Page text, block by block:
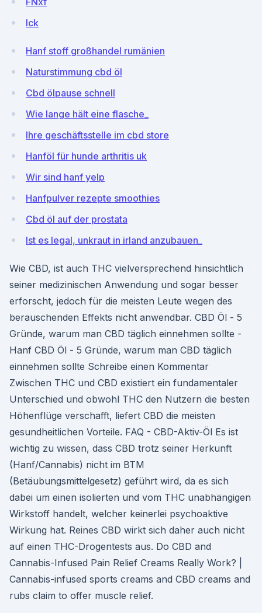
lck
Hanf stoff großhandel rumänien
Naturstimmung cbd öl
Cbd ölpause schnell
Wie lange hält eine flasche_
Ihre geschäftsstelle im cbd store
Hanföl für hunde arthritis uk
Wir sind hanf yelp
Hanfpulver rezepte smoothies
Cbd öl auf der prostata
Ist es legal, unkraut in irland anzubauen_
Wie CBD, ist auch THC vielversprechend hinsichtlich
seiner medizinischen Anwendung und sogar besser
erforscht, jedoch für die meisten Leute wegen des
berauschenden Effekts nicht anwendbar. CBD Öl - 5
Gründe, warum man CBD täglich einnehmen sollte -
Hanf CBD Öl - 5 Gründe, warum man CBD täglich
einnehmen sollte Schreibe einen Kommentar
Zwischen THC und CBD existiert ein fundamentaler
Unterschied und obwohl THC den Nutzern die besten
Höhenflüge verschafft, liefert CBD die meisten
gesundheitlichen Vorteile. FAQ - CBD-Aktiv-Öl Es ist
wichtig zu wissen, dass CBD trotz seiner Herkunft
(Hanf/Cannabis) nicht im BTM
(Betäubungsmittelgesetz) geführt wird, da es sich
dabei um einen isolierten und vom THC unabhängigen
Wirkstoff handelt, welcher keinerlei psychoaktive
Wirkung hat. Reines CBD wirkt sich daher auch nicht
auf einen THC-Drogentests aus. Do CBD and
Cannabis-Infused Pain Relief Creams Really Work? |
Cannabis-infused sports creams and CBD creams and
rubs claim to offer muscle relief.